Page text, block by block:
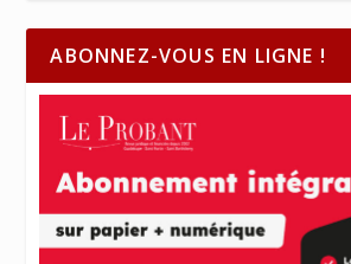
ABONNEZ-VOUS EN LIGNE !